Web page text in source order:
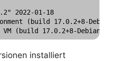
2022-01-18
(build 17.0.2+8-
installiert